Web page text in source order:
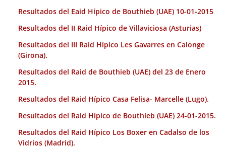
Resultados del Eaid Hípico de Bouthieb (UAE) 10-01-2015
Resultados del II Raid Hípico de Villaviciosa (Asturias)
Resultados del III Raid Hípico Les Gavarres en Calonge
(Girona).
Resultados del Raid de Bouthieb (UAE) del 23 de Enero
2015.
Resultados del Raid Hípico Casa Felisa- Marcelle (Lugo).
Resultados del Raid Hípico de Bouthieb (UAE) 24-01-2015.
Resultados del Raid Hípico Los Boxer en Cadalso de los
Vidrios (Madrid).